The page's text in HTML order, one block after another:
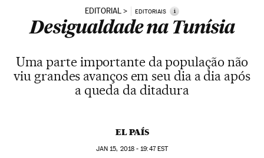
EDITORIAL EDITORIAIS i
Desigualdade na Tunísia
Uma parte importante da população não
viu grandes avanços em seu dia a dia após
a queda da ditadura
EL PAÍS
JAN 15, 2018 - 19:47EST